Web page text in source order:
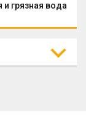
и грязная вода